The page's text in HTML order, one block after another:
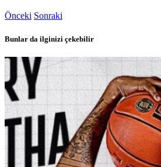
Önceki Sonraki
Bunlar da ilginizi çekebilir